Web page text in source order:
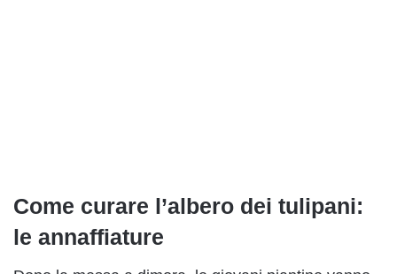
Come curare l’albero dei tulipani:
le annaffiature